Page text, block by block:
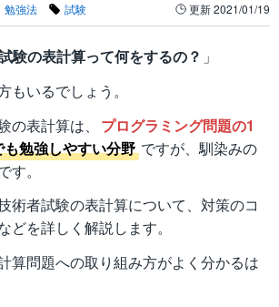
勉強法 試験 更新2021/01/19
験の表計算って何をするの？ 」
もいるでしょう。
の表計算は、
プログラミング問題の1
勉強しやすい分野 ですが、馴染みの
。
術者試験の表計算について、対策のコ
どを詳しく解説します。
算問題への取り組み方がよく分かるは